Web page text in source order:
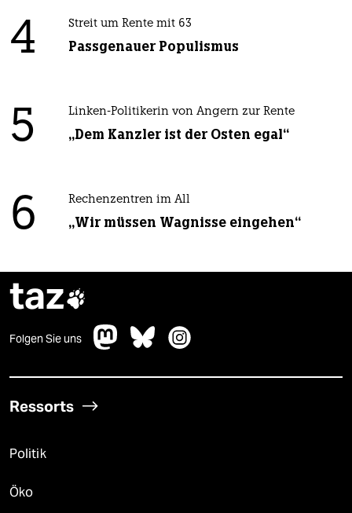
4 Streit um Rente mit 63
Passgenauer Populismus
5 Linken-Politikerin von Angern zur Rente
„Dem Kanzler ist der Osten egal“
6 Rechenzentren im All
„Wir müssen Wagnisse eingehen“
taz
Folgen Sie uns
Ressorts
Politik
Öko